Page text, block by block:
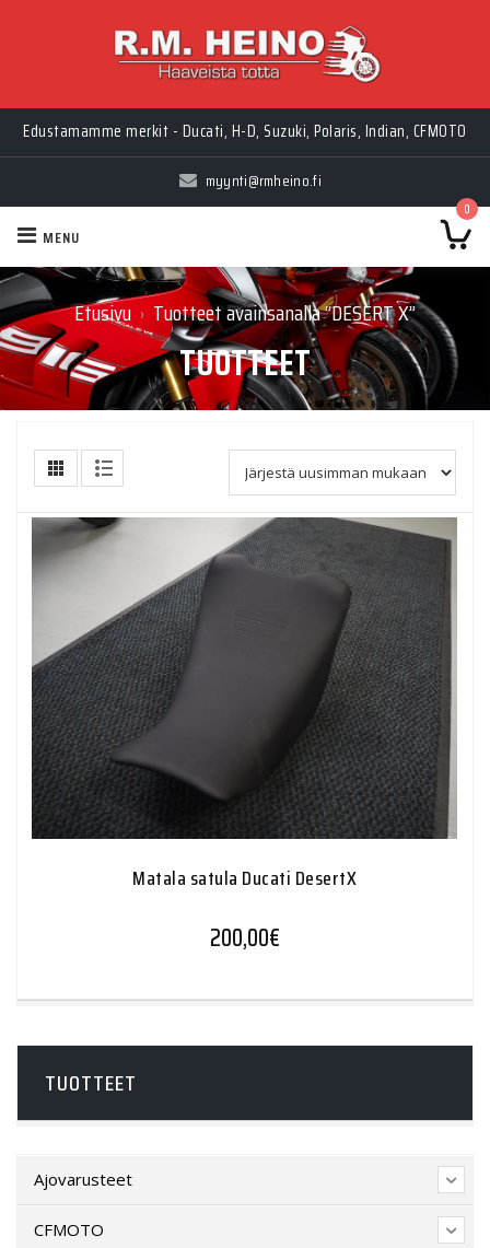
Edustamamme merkit - Ducati, H-D, Suzuki, Polaris, Indian, CFMOTO
myynti@rmheino.fi
0
MENU
Etusivu › Tuotteet avainsanalla “DESERT X”
TUOTTEET
Matala satula Ducati DesertX
200,00€
TUOTTEET
Ajovarusteet
CFMOTO